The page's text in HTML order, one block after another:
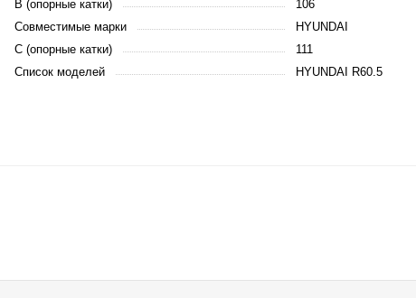
B (опорные катки)
106
Совместимые марки
HYUNDAI
C (опорные катки)
111
Список моделей
HYUNDAI R60.5